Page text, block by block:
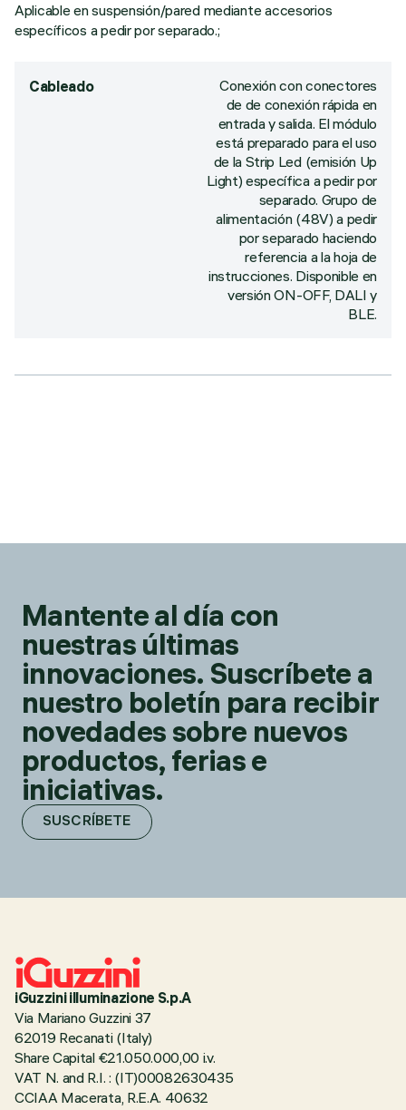
Aplicable en suspensión/pared mediante accesorios
específicos a pedir por separado.;
Cableado
Conexión con conectores
de de conexión rápida en
entrada y salida. El módulo
está preparado para el uso
de la Strip Led (emisión Up
Light) específica a pedir por
separado. Grupo de
alimentación (48V) a pedir
por separado haciendo
referencia a la hoja de
instrucciones. Disponible en
versión ON-OFF, DALI y
BLE.
Mantente al día con
nuestras últimas
innovaciones. Suscríbete a
nuestro boletín para recibir
novedades sobre nuevos
productos, ferias e
iniciativas.
SUSCRÍBETE
iGuzzini illuminazione S.p.A
Via Mariano Guzzini 37
62019 Recanati (Italy)
Share Capital €21.050.000,00 i.v.
VAT N. and R.I. : (IT)00082630435
CCIAA Macerata, R.E.A. 40632